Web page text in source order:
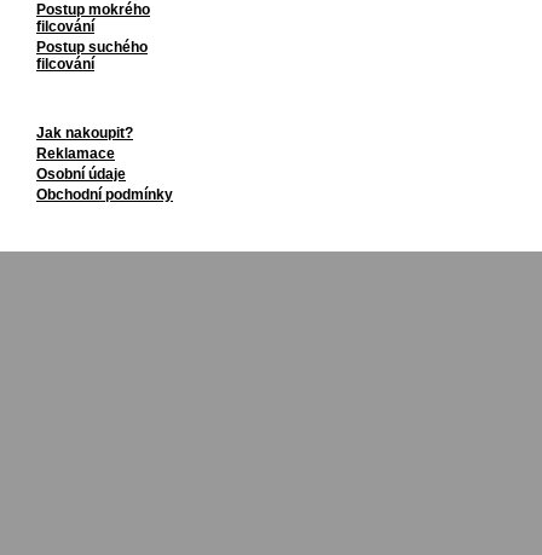
Postup mokrého
filcování
Postup suchého
filcování
Jak nakoupit?
Reklamace
Osobní údaje
Obchodní podmínky